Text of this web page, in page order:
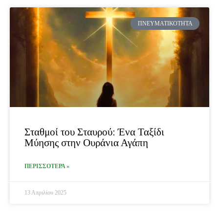
ΠΝΕΥΜΑΤΙΚΌΤΗΤΑ
Σταθμοί του Σταυρού: Ένα Ταξίδι
Μύησης στην Ουράνια Αγάπη
ΠΕΡΙΣΣΟΤΕΡΑ »
13 Απριλίου 2025